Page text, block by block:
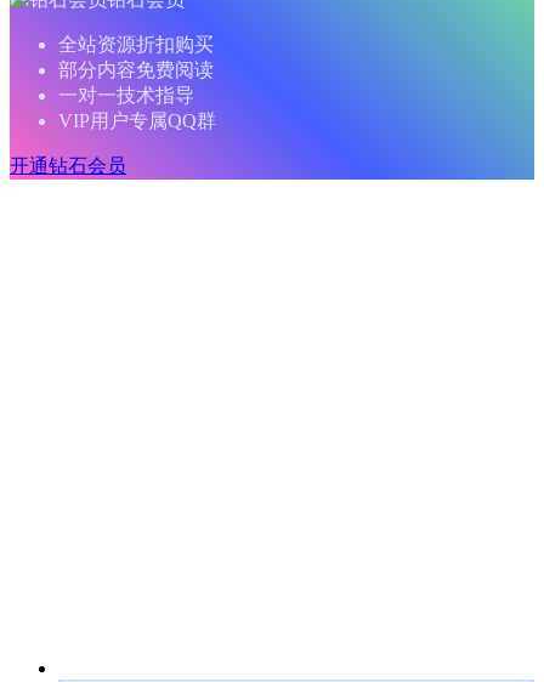
全站资源折扣购买
部分内容免费阅读
一对一技术指导
VIP用户专属QQ群
开通钻石会员